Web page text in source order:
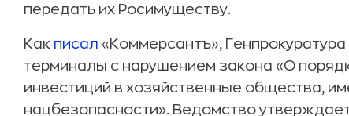
передать их Росимуществу.
Как писал «Коммерсантъ», Генпрокуратура
терминалы с нарушением закона «О
инвестиций в хозяйственные общества,
нацбезопасности». Ведомство